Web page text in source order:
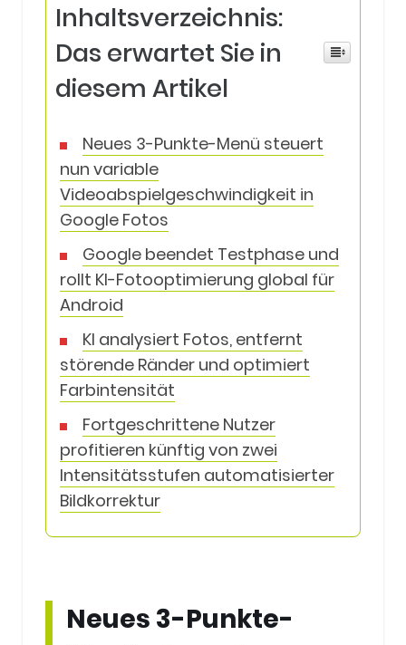
Inhaltsverzeichnis:
Das erwartet Sie in
diesem Artikel
Neues 3-Punkte-Menü steuert
nun variable
Videoabspielgeschwindigkeit in
Google Fotos
Google beendet Testphase und
rollt KI-Fotooptimierung global für
Android
KI analysiert Fotos, entfernt
störende Ränder und optimiert
Farbintensität
Fortgeschrittene Nutzer
profitieren künftig von zwei
Intensitätsstufen automatisierter
Bildkorrektur
Neues 3-Punkte-